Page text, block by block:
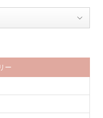
ー